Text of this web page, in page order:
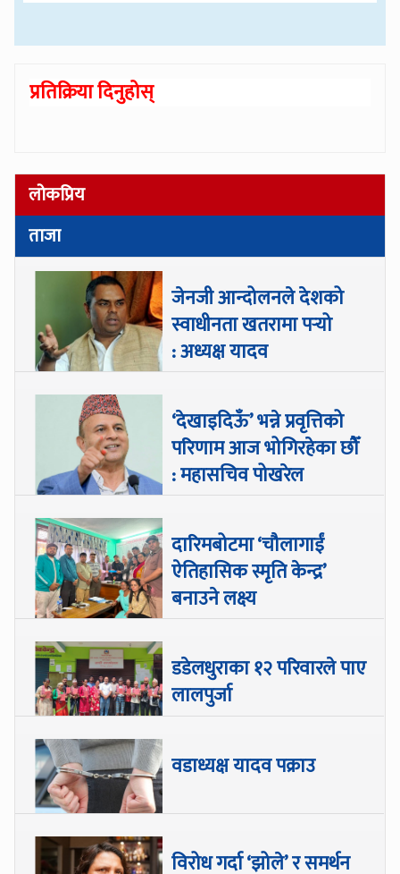
प्रतिक्रिया दिनुहोस्
लोकप्रिय
ताजा
जेनजी आन्दोलनले देशको
स्वाधीनता खतरामा पर्‍यो
: अध्यक्ष यादव
‘देखाइदिऊँ’ भन्ने प्रवृत्तिको
परिणाम आज भोगिरहेका छौँ
: महासचिव पोखरेल
दारिमबोटमा ‘चौलागाईं
ऐतिहासिक स्मृति केन्द्र’
बनाउने लक्ष्य
डडेलधुराका १२ परिवारले पाए
लालपुर्जा
वडाध्यक्ष यादव पक्राउ
विरोध गर्दा ‘झोले’ र समर्थन